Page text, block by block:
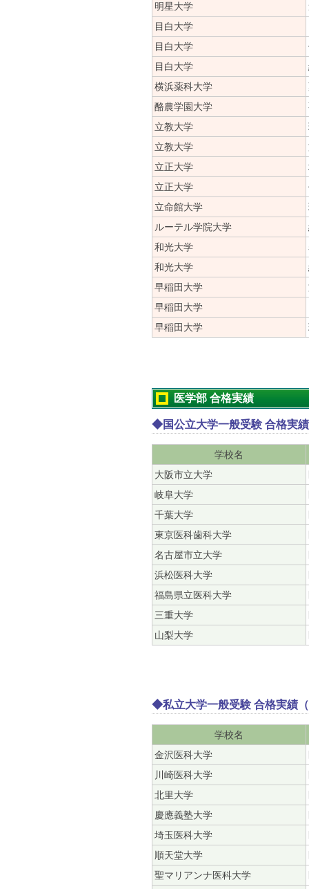
明星大学
目白大学
目白大学
目白大学
横浜薬科大学
酪農学園大学
立教大学
立教大学
立正大学
立正大学
立命館大学
ルーテル学院大学
和光大学
和光大学
早稲田大学
早稲田大学
早稲田大学
医学部 合格実績
◆国公立大学一般受験 合格実
学校名
大阪市立大学
岐阜大学
千葉大学
東京医科歯科大学
名古屋市立大学
浜松医科大学
福島県立医科大学
三重大学
山梨大学
◆私立大学一般受験 合格実績
学校名
金沢医科大学
川崎医科大学
北里大学
慶應義塾大学
埼玉医科大学
順天堂大学
聖マリアンナ医科大学